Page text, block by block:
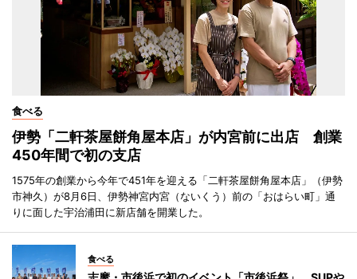
食べる
伊勢「二軒茶屋餅角屋本店」が内宮前に出店 創業
450年間で初の支店
1575年の創業から今年で451年を迎える「二軒茶屋餅角屋本店」（伊勢
市神久）が8月6日、伊勢神宮内宮（ないくう）前の「おはらい町」通
りに面した宇治浦田に新店舗を開業した。
食べる